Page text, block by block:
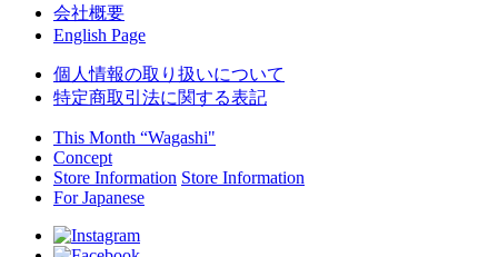
会社概要
English Page
個人情報の取り扱いについて
特定商取引法に関する表記
This Month “Wagashi"
Concept
Store Information Store Information
For Japanese